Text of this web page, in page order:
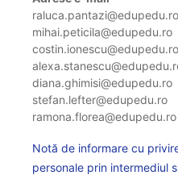
raluca.pantazi@edupedu.ro
mihai.peticila@edupedu.ro
costin.ionescu@edupedu.ro
diana.ghimisi@edupedu.ro
stefan.lefter@edupedu.ro
ramona.florea@edupedu.ro
Notă de informare cu
personale prin intermediul